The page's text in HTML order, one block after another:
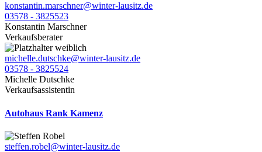
konstantin.marschner@winter-lausitz.de
03578 - 3825523
Konstantin Marschner
Verkaufsberater
michelle.dutschke@winter-lausitz.de
03578 - 3825524
Michelle Dutschke
Verkaufsassistentin
Autohaus Rank Kamenz
steffen.robel@winter-lausitz.de